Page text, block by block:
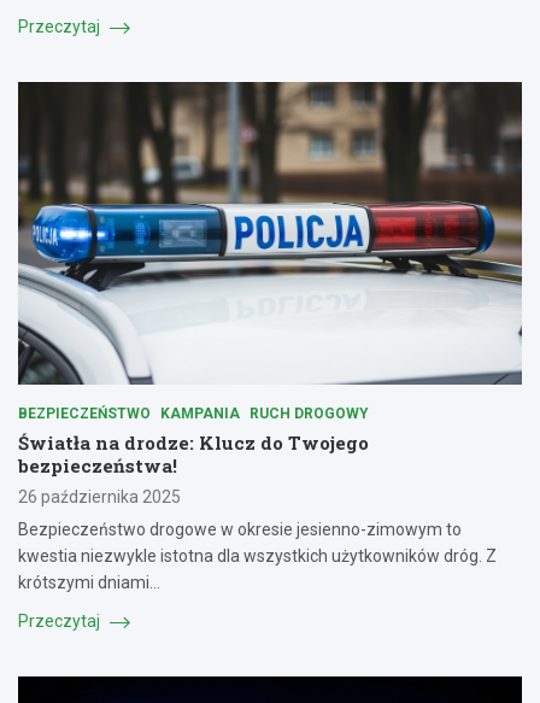
Przeczytaj
BEZPIECZEŃSTWO KAMPANIA RUCH DROGOWY
Światła na drodze: Klucz do Twojego
bezpieczeństwa!
26 października 2025
Bezpieczeństwo drogowe w okresie jesienno-zimowym to
kwestia niezwykle istotna dla wszystkich użytkowników dróg. Z
krótszymi dniami…
Przeczytaj